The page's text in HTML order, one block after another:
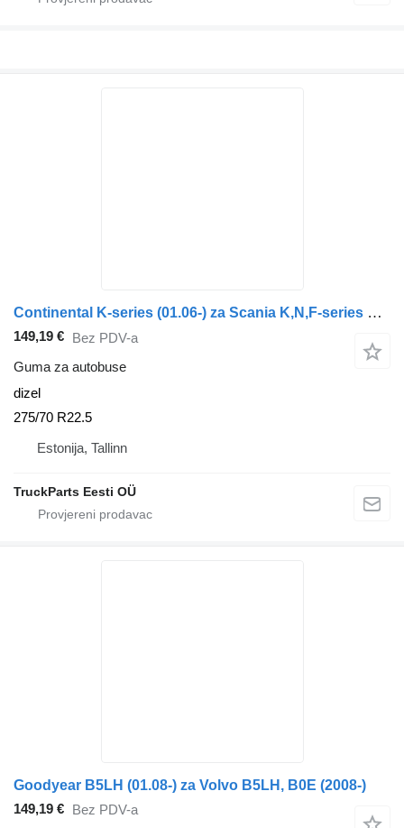
Continental K-series (01.06-) za Scania K,N,F-series bus (2006-)
149,19 € Bez PDV-a
Guma za autobuse
dizel
275/70 R22.5
Estonija, Tallinn
TruckParts Eesti OÜ
Goodyear B5LH (01.08-) za Volvo B5LH, B0E (2008-)
149,19 € Bez PDV-a